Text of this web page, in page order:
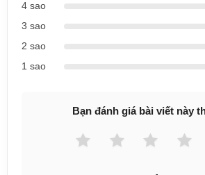
4 sao
3 sao
2 sao
1 sao
Bạn đánh giá bài viết này